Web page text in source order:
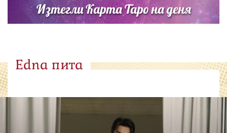
Изтегли Карта Таро на деня
Edna пита